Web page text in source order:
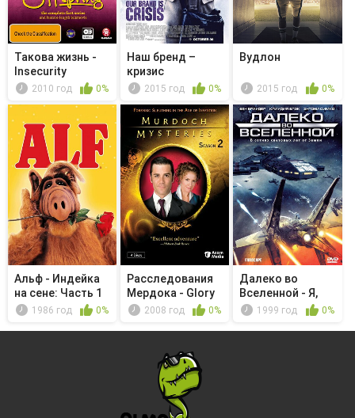
Такова жизнь -
Insecurity
2010 год 0%
Наш бренд –
кризис
2015 год 0%
Вудлон
2015 год 0%
Альф - Индейка
на сене: Часть 1
1986 год 0%
Расследования
Мердока - Glory
Days2008 год 0%
Далеко во
Вселенной - Я,
инопланетянин
1999 год 0%